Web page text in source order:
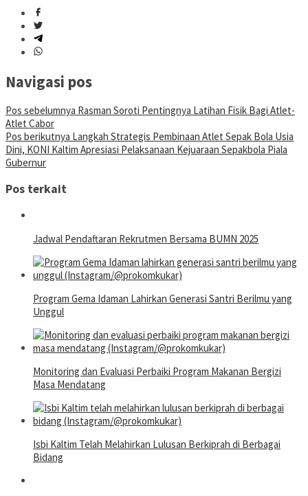
Navigasi pos
Pos sebelumnya Rasman Soroti Pentingnya Latihan Fisik Bagi Atlet-
Atlet Cabor
Pos berikutnya Langkah Strategis Pembinaan Atlet Sepak Bola Usia
Dini, KONI Kaltim Apresiasi Pelaksanaan Kejuaraan Sepakbola Piala
Gubernur
Pos terkait
Jadwal Pendaftaran Rekrutmen Bersama BUMN 2025
Program Gema Idaman Lahirkan Generasi Santri Berilmu yang
Unggul
Monitoring dan Evaluasi Perbaiki Program Makanan Bergizi
Masa Mendatang
Isbi Kaltim Telah Melahirkan Lulusan Berkiprah di Berbagai
Bidang